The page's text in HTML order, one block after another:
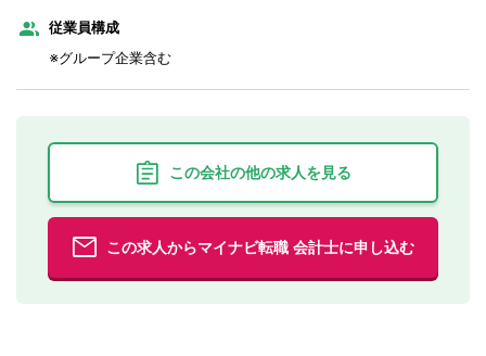
従業員構成
※グループ企業含む
この会社の他の求人を見る
この求人からマイナビ転職 会計士に申し込む